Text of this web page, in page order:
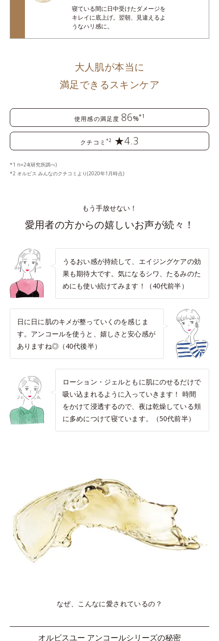
寝ている間に日中受けたダメージを
キレイに底上げ。翌朝、見違えるよ
うなハリ感に。
大人肌が本当に
満足できるスキンケア
使用感の満足度 86%*1
クチコミ*2 ★4.3
1 n=24(研究所調べ)
2 オルビス みんなのクチコミより(2020年1月時点)
もう手放せない！
愛用者の方からの嬉しいお声が続々！
うるおい感が持続して、エイジングケアの効
果も期待大です。気になるシワ、たるみのた
めにも使い続けてみます！（40代前半）
日に日に肌のキメが整っていくのを感じま
す。アンコールを使うと、嬉しさと安心感が
ありますね◎（40代後半）
ローション・ジェルともに肌にのせるだけで
吸い込まれるように入っていきます！ 時間
をかけて浸透するので、夜は乾燥している頬
に多めにつけて寝ています。（50代前半）
なぜ、こんなに愛されているの？
オルビスユー アンコールシリーズの秘密